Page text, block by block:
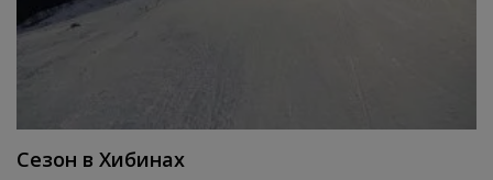
Сезон в Хибинах